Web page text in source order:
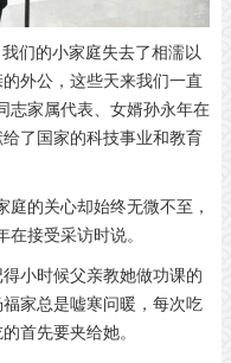
们的小家庭失去了相濡以
外公，这些天来我们一直
志家属代表、女婿孙永年在
了国家的科技事业和教育
庭的关心却始终无微不至，
接受采访时说。
小时候父亲教她做功课的
家总是嘘寒问暖，每次吃
首先要夹给她。